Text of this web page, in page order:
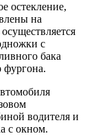
остекление,
на
с
бака
фургона.
водителя и
с окном.